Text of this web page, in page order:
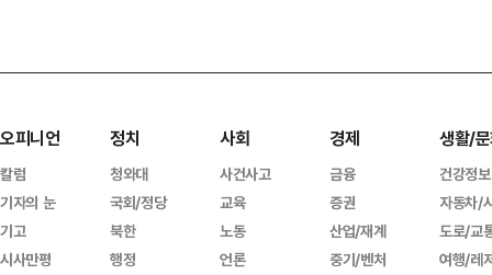
오피니언
칼럼
기자의 눈
기고
시사만평
정치
청와대
국회/정당
북한
행정
사회
사건사고
교육
노동
언론
경제
금융
증권
산업/재계
중기/벤처
생활/
건강정보
자동차/
도로/교
여행/레